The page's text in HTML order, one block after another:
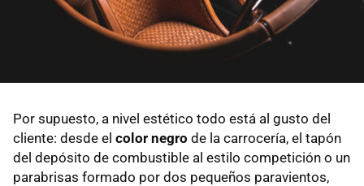
Por supuesto, a nivel estético todo está al gusto del
cliente: desde el color negro de la carrocería, el tapón
del depósito de combustible al estilo competición o un
parabrisas formado por dos pequeños paravientos,